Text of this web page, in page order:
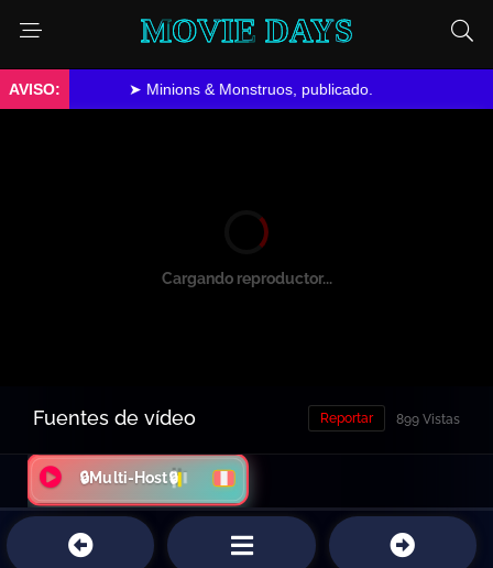
MOVIE DAYS
➤ Minions & Monstruos, publicado.
Cargando reproductor...
Fuentes de vídeo 899 Vistas
Reportar
🔒Multi-Host🔒